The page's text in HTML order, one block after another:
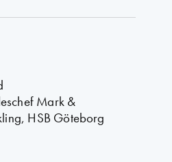
Mark &
HSB Göteborg